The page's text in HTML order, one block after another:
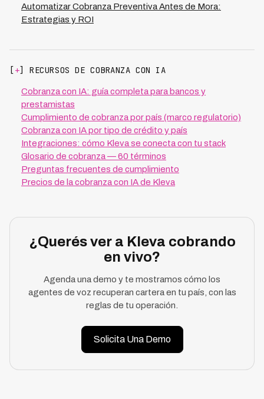
Automatizar Cobranza Preventiva Antes de Mora:
Estrategias y ROI
[ +] RECURSOS DE COBRANZA CON IA
Cobranza con IA: guía completa para bancos y
prestamistas
Cumplimiento de cobranza por país (marco regulatorio)
Cobranza con IA por tipo de crédito y país
Integraciones: cómo Kleva se conecta con tu stack
Glosario de cobranza — 60 términos
Preguntas frecuentes de cumplimiento
Precios de la cobranza con IA de Kleva
¿Querés ver a Kleva cobrando
en vivo?
Agenda una demo y te mostramos cómo los
agentes de voz recuperan cartera en tu país, con las
reglas de tu operación.
Solicita Una Demo